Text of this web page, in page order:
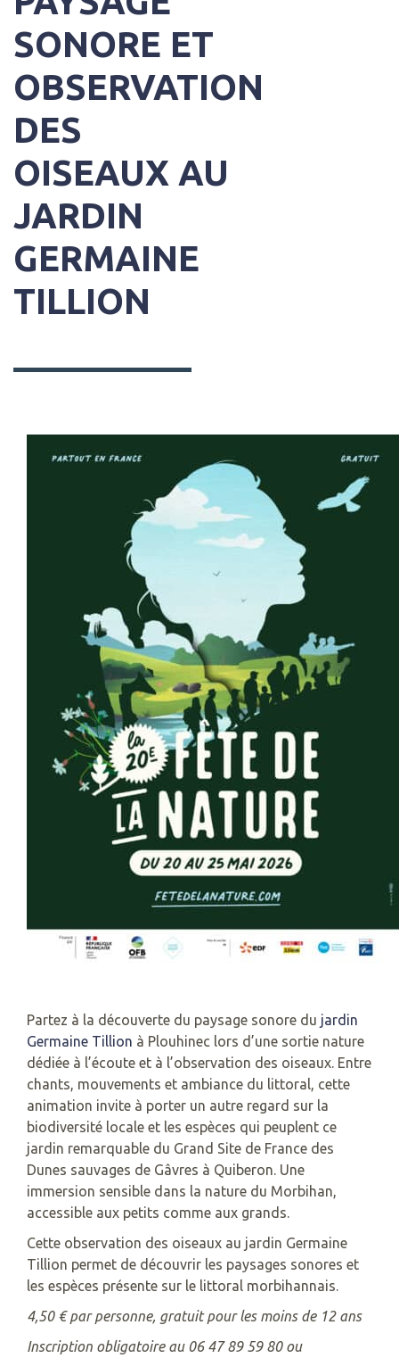
SONORE ET
OBSERVATION
DES
OISEAUX AU
JARDIN
GERMAINE
TILLION
Partez à la découverte du paysage sonore du jardin
Germaine Tillion à Plouhinec lors d’une sortie nature
dédiée à l’écoute et à l’observation des oiseaux. Entre
chants, mouvements et ambiance du littoral, cette
animation invite à porter un autre regard sur la
biodiversité locale et les espèces qui peuplent ce
jardin remarquable du Grand Site de France des
Dunes sauvages de Gâvres à Quiberon. Une
immersion sensible dans la nature du Morbihan,
accessible aux petits comme aux grands.
Cette observation des oiseaux au jardin Germaine
Tillion permet de découvrir les paysages sonores et
les espèces présente sur le littoral morbihannais.
4,50 € par personne, gratuit pour les moins de 12 ans
Inscription obligatoire au 06 47 89 59 80 ou